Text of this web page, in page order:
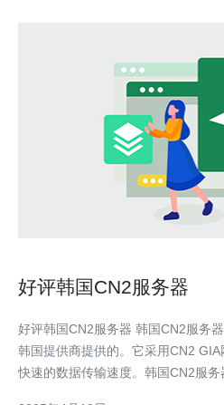
好评韩国CN2服务器
好评韩国CN2服务器 韩国CN2服务器是一种高性能的服务器，由
韩国提供商提供的。它采用CN2
快速的数据传输速度。韩国CN2服务